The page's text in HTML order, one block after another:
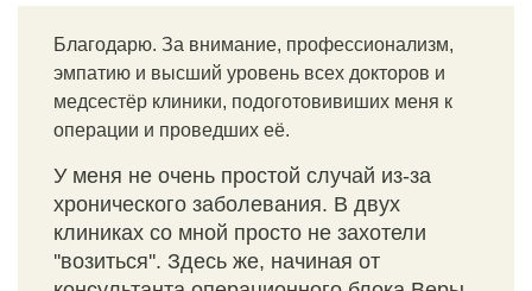
Благодарю. За внимание, профессионализм,
эмпатию и высший уровень всех докторов и
медсестёр клиники, подоготовивиших меня к
операции и проведших её.
У меня не очень простой случай из-за
хронического заболевания. В двух
клиниках со мной просто не захотели
''возиться''. Здесь же, начиная от